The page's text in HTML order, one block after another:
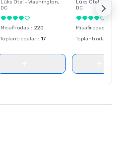
Lüks Otel - Washington,
DC
Misafir odası: 220
Toplantı odaları: 17
Lüks Otel -
DC
Misafir odası
Toplantı odaları